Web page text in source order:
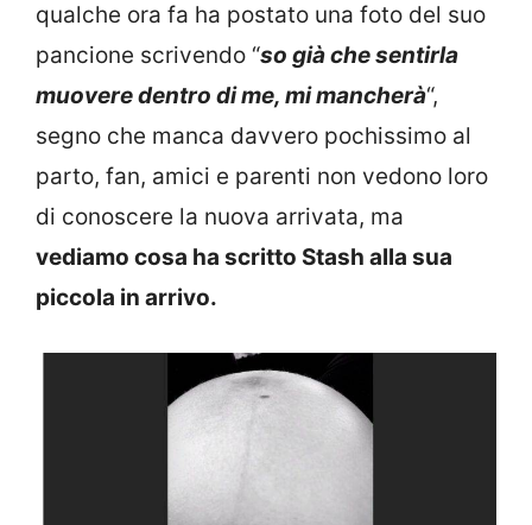
qualche ora fa ha postato una foto del suo
pancione scrivendo “so già che sentirla
muovere dentro di me, mi mancherà“,
segno che manca davvero pochissimo al
parto, fan, amici e parenti non vedono loro
di conoscere la nuova arrivata, ma
vediamo cosa ha scritto Stash alla sua
piccola in arrivo.